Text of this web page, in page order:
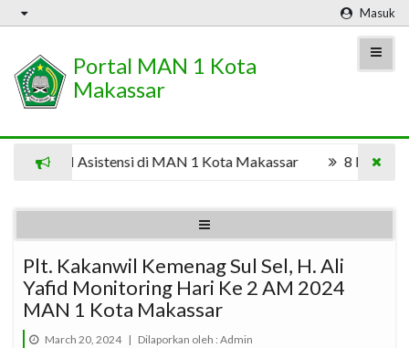
Masuk
Portal MAN 1 Kota
Makassar
UNM Asistensi di MAN 1 Kota Makassar 8
Plt. Kakanwil Kemenag Sul Sel, H. Ali
Yafid Monitoring Hari Ke 2 AM 2024
MAN 1 Kota Makassar
March 20, 2024 | Dilaporkan oleh : Admin